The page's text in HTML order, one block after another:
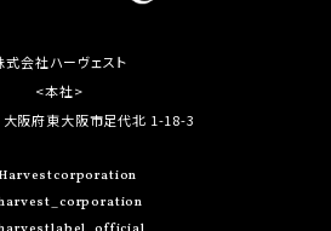
式会社ハーヴェスト
<本社>
阪府東大阪市足代北 1-18-3
Harvestcorporation